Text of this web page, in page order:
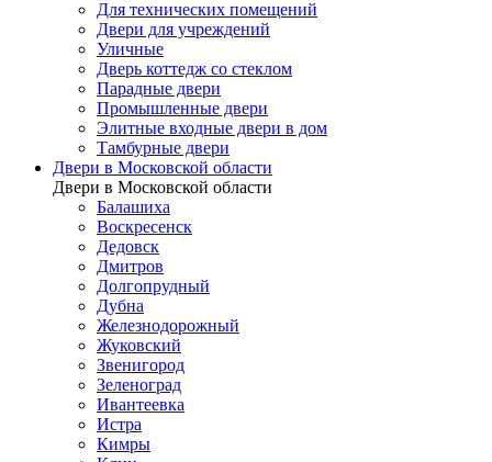
Для технических помещений
Двери для учреждений
Уличные
Дверь коттедж со стеклом
Парадные двери
Промышленные двери
Элитные входные двери в дом
Тамбурные двери
Двери в Московской области
Двери в Московской области
Балашиха
Воскресенск
Дедовск
Дмитров
Долгопрудный
Дубна
Железнодорожный
Жуковский
Звенигород
Зеленоград
Ивантеевка
Истра
Кимры